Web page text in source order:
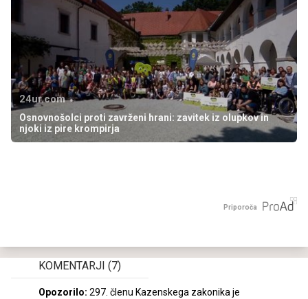
24ur.com
Osnovnošolci proti zavrženi hrani: zavitek iz olupkov in
njoki iz pire krompirja
Priporoča
KOMENTARJI (7)
Opozorilo: 297. členu Kazenskega zakonika je